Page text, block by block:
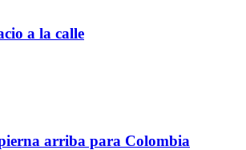
a la calle
arriba para Colombia